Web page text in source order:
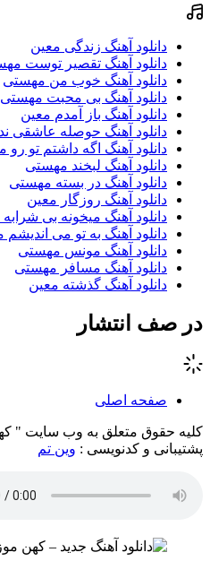
دانلود آهنگ زندگی معین
دانلود آهنگ تقصیر توست
دانلود آهنگ خوب من مهستی
دانلود آهنگ بی محبت مهستی
دانلود آهنگ باز آمدم معین
دانلود آهنگ حوصله عاشقی
دانلود آهنگ اگه داشتم تو رو
دانلود آهنگ لبخند مهستی
دانلود آهنگ در بسته مهستی
دانلود آهنگ روزگار معین
دانلود آهنگ میخونه بی
دانلود آهنگ به تو می اندیشم
دانلود آهنگ مونس مهستی
دانلود آهنگ مسافر مهستی
دانلود آهنگ گذشته معین
در صف انتشار
صفحه اصلی
کلیه حقوق متعلق به وب سایت "
پشتیبانی و کدنویسی : وین تم